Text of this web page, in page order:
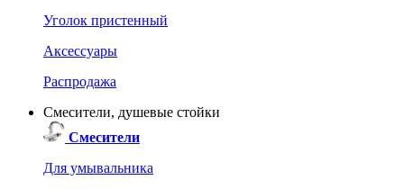
Уголок пристенный
Аксессуары
Распродажа
Смесители, душевые стойки
Смесители
Для умывальника